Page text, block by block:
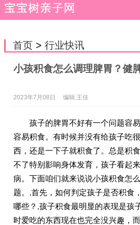
首页> 行业快讯
小孩积食怎么调理脾胃？健
2023年7月08日 编辑:王佳
孩子的脾胃不好有一个问题容
容易积食。有时候并没有给孩子吃
西，还是一下子就积食了。总是积
不了特别影响身体发育，孩子看起
病。下面咱们就来说说小孩积食怎
题。 ,首先，如何判定孩子是否积食
哪些？ ,孩子积食最明显的表现是孩
时爱吃的东西现在也完全没兴趣，